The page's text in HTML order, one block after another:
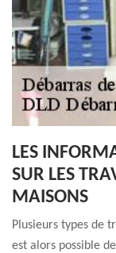
LES
SUR LES
MAISONS
Plusieurs types de
est alors possible